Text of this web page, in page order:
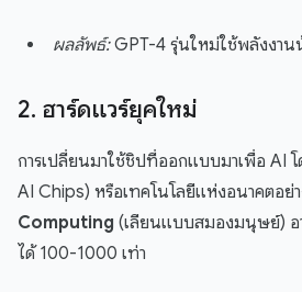
ผลลัพธ์:GPT-4 รุ่นใหม่ใช้พลังงาน
2. ฮาร์ดแวร์ยุคใหม่
การเปลี่ยนมาใช้ชิปที่ออกแบบมาเพื่อ AI
AI Chips) หรือเทคโนโลยีแห่งอนาคตอย่
Computing (เลียนแบบสมองมนุษย์) อ
ได้ 100-1000 เท่า